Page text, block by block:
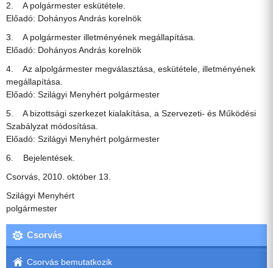
2. A polgármester eskütétele.
Előadó: Dohányos András korelnök
3. A polgármester illetményének megállapítása.
Előadó: Dohányos András korelnök
4. Az alpolgármester megválasztása, eskütétele, illetményének
megállapítása.
Előadó: Szilágyi Menyhért polgármester
5. A bizottsági szerkezet kialakítása, a Szervezeti- és Működési
Szabályzat módosítása.
Előadó: Szilágyi Menyhért polgármester
6. Bejelentések.
Csorvás, 2010. október 13.
Szilágyi Menyhért
polgármester
Csorvás
Csorvás bemutatkozik